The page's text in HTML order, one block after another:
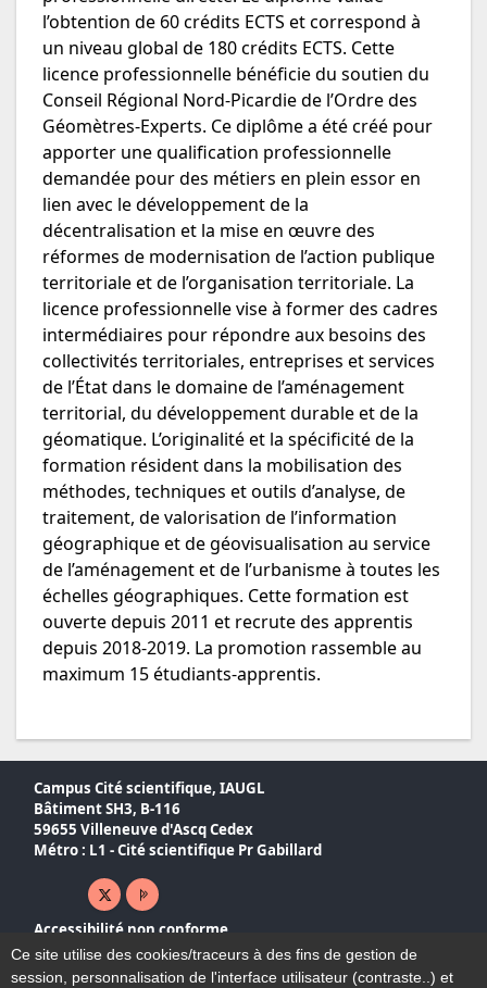
l’obtention de 60 crédits ECTS et correspond à
un niveau global de 180 crédits ECTS. Cette
licence professionnelle bénéficie du soutien du
Conseil Régional Nord-Picardie de l’Ordre des
Géomètres-Experts. Ce diplôme a été créé pour
apporter une qualification professionnelle
demandée pour des métiers en plein essor en
lien avec le développement de la
décentralisation et la mise en œuvre des
réformes de modernisation de l’action publique
territoriale et de l’organisation territoriale. La
licence professionnelle vise à former des cadres
intermédiaires pour répondre aux besoins des
collectivités territoriales, entreprises et services
de l’État dans le domaine de l’aménagement
territorial, du développement durable et de la
géomatique. L’originalité et la spécificité de la
formation résident dans la mobilisation des
méthodes, techniques et outils d’analyse, de
traitement, de valorisation de l’information
géographique et de géovisualisation au service
de l’aménagement et de l’urbanisme à toutes les
échelles géographiques. Cette formation est
ouverte depuis 2011 et recrute des apprentis
depuis 2018-2019. La promotion rassemble au
maximum 15 étudiants-apprentis.
Campus Cité scientifique, IAUGL
Bâtiment SH3, B-116
59655 Villeneuve d'Ascq Cedex
Métro : L1 - Cité scientifique Pr Gabillard
X ( nouvelle fenêtre)
Page pro ( nouvelle fenêtre)
Accessibilité non conforme
Plan du site
Mentions légales
Ce site utilise des cookies/traceurs à des fins de gestion de
session, personnalisation de l'interface utilisateur (contraste..) et